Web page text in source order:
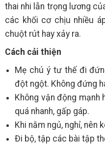
thai nhi lẫn trọng lương
các khối cơ chịu nhiều
chuột rút hay xảy ra.
Cách cải thiện
Mẹ chú ý tư thế đi
đột ngột. Không đứng
Không vận động mạnh
quá nhanh, gấp gáp.
Khi nằm ngủ, nghỉ, nên
Đi bộ, tập các bài tập